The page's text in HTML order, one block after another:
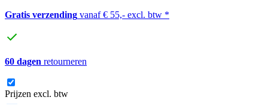
Gratis verzending vanaf € 55,- excl. btw *
60 dagen retourneren
Prijzen excl. btw